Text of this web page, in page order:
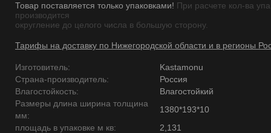
Товар поставляется только упаковками! При расчете кол-ва
производится
округление до целого числа в большую сторону.
Тарифы на доставку по Нижегородской области и в регионы
Изготовитель:
Kastamonu
Страна-производитель:
Россия
Влагостойкость:
Влагостойкий
Размеры длина ширина толщина
мм:
1380*193*10
площадь в упаковке м кв:
2,131